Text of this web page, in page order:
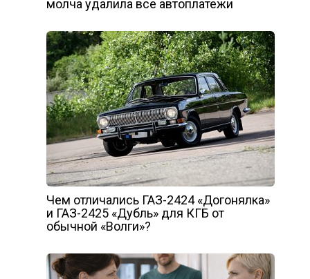
молча удалила все автоплатежи
Чем отличались ГАЗ-2424 «Догонялка»
и ГАЗ-2425 «Дубль» для КГБ от
обычной «Волги»?